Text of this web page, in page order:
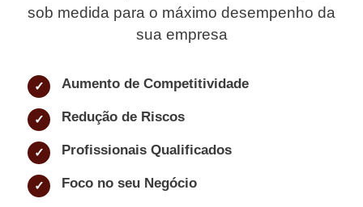
sob medida para o máximo desempenho da
sua empresa
Aumento de Competitividade
Redução de Riscos
Profissionais Qualificados
Foco no seu Negócio